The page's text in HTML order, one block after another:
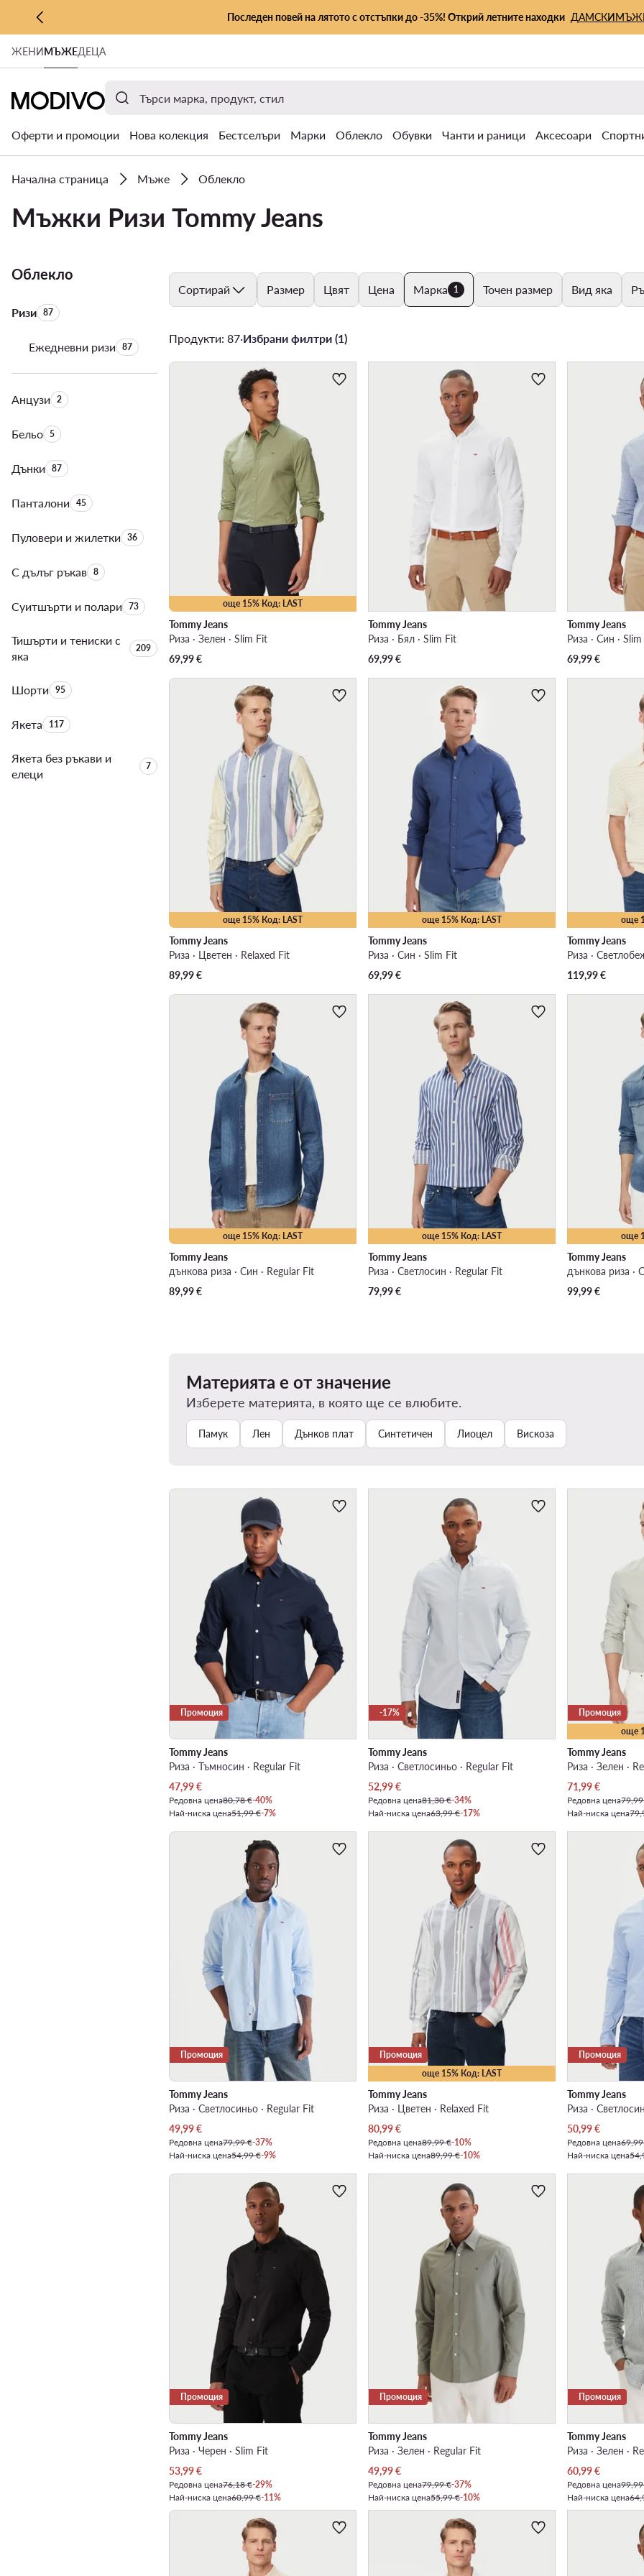
КЪМ ОСНОВНОТО СЪДЪРЖАНИЕ
КЪМ ТЪРСЕНЕ
Последен повей на лятото с отстъпки до -35%! Открий летните находки ДАМСКИ
ЖЕНИМЪЖЕДЕЦА
Оферти и промоции Нова колекция Бестселъри Марки Облекло Обувки Чанти и раници Аксесоари
Начална страница Мъже Облекло
Мъжки Ризи Tommy Jeans
Облекло
РизиБрой на продуктите:
87
Ежедневни ризиБрой на продуктите:
87
АнцузиБрой на продуктите:
2
БельоБрой на продуктите:
5
ДънкиБрой на продуктите:
87
ПанталониБрой на продуктите:
45
Пуловери и жилеткиБрой на продуктите:
36
С дълъг ръкавБрой на продуктите:
8
Суитшърти и полариБрой на продуктите:
73
Тишърти и тениски с
яка
Брой на продуктите:
209
ШортиБрой на продуктите:
95
ЯкетаБрой на продуктите:
117
Якета без ръкави и
елеци
Брой на продуктите:
7
Сортирай Размер Цвят Цена Марка 1 Точен размер Вид яка
Продукти: 87·Избрани филтри (1)
още 15% Код: LAST
Tommy Jeans
Риза · Зелен · Slim Fit
69,99€
Tommy Jeans
Риза · Бял · Slim Fit
69,99€
Tommy Jeans
Риза · Син ·
69,99€
още 15% Код: LAST
Tommy Jeans
Риза · Цветен · Relaxed Fit
89,99€
още 15% Код: LAST
Tommy Jeans
Риза · Син · Slim Fit
69,99€
още
Tommy Jeans
Риза ·
119,99€
още 15% Код: LAST
Tommy Jeans
дънкова риза · Син · Regular Fit
89,99€
още 15% Код: LAST
Tommy Jeans
Риза · Светлосин · Regular Fit
79,99€
още
Tommy Jeans
дънкова риза ·
99,99€
Материята е от значение
Изберете материята, в която ще се влюбите.
Памук Лен Дънков плат Синтетичен Лиоцел Вискоза
Промоция
Tommy Jeans
Риза · Тъмносин · Regular Fit
Актуална цена
47,99€
Редовна цена80,78 €-40%
Най-ниска цена51,99 €-7%
-17%
Tommy Jeans
Риза · Светлосиньо · Regular Fit
Актуална цена
52,99€
Редовна цена81,30 €-34%
Най-ниска цена63,99 €-17%
още
Промоция
Tommy Jeans
Риза · Зелен ·
Актуална цена
71,99€
Редовна цена
Най-ниска цена
Промоция
Tommy Jeans
Риза · Светлосиньо · Regular Fit
Актуална цена
49,99€
Редовна цена79,99 €-37%
Най-ниска цена54,99 €-9%
още 15% Код: LAST
Промоция
Tommy Jeans
Риза · Цветен · Relaxed Fit
Актуална цена
80,99€
Редовна цена89,99 €-10%
Най-ниска цена89,99 €-10%
Промоция
Tommy Jeans
Риза ·
Актуална цена
50,99€
Редовна цена
Най-ниска цена
Промоция
Tommy Jeans
Риза · Черен · Slim Fit
Актуална цена
53,99€
Редовна цена76,18 €-29%
Най-ниска цена60,99 €-11%
Промоция
Tommy Jeans
Риза · Зелен · Regular Fit
Актуална цена
49,99€
Редовна цена79,99 €-37%
Най-ниска цена55,99 €-10%
Промоция
Tommy Jeans
Риза · Зелен ·
Актуална цена
60,99€
Редовна цена
Най-ниска цена